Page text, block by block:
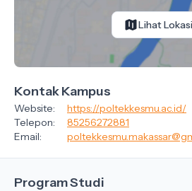
Lihat Lokasi
Kontak Kampus
Website:
https://poltekkesmu.ac.id/
Telepon:
85256272881
Email:
Program Studi